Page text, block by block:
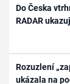
Do Česka
RADAR
Rozuzlení
ukázala na